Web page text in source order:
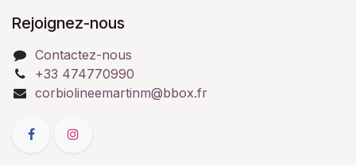
Rejoignez-nous
Contactez-nous
+33 474770990
corbiolineemartinm@bbox.fr